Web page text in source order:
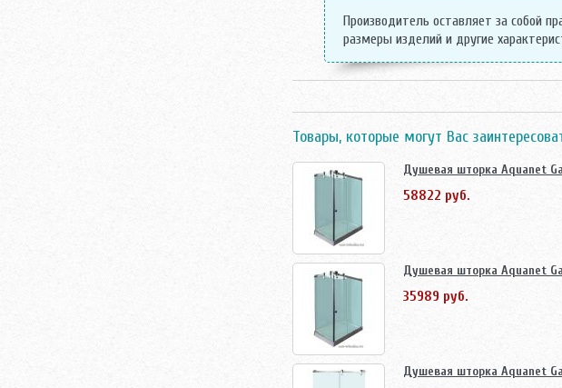
Производитель оставляет за собой
размеры изделий и другие
Товары, которые могут Вас
Душевая шторка Aquanet
58822 руб.
Душевая шторка Aquanet
35989 руб.
Душевая шторка Aquanet